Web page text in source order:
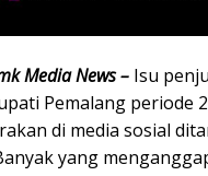
Media News – Isu
Pemalang periode
di media sosial
yang